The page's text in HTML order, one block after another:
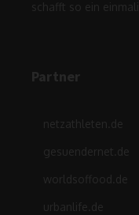
schafft so ein
Partner
netzathleten.de
gesuendernet.de
worldsoffood.de
urbanlife.de